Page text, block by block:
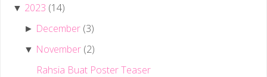
▼ 2023 (14)
► December (3)
▼ November (2)
Rahsia Buat Poster Teaser